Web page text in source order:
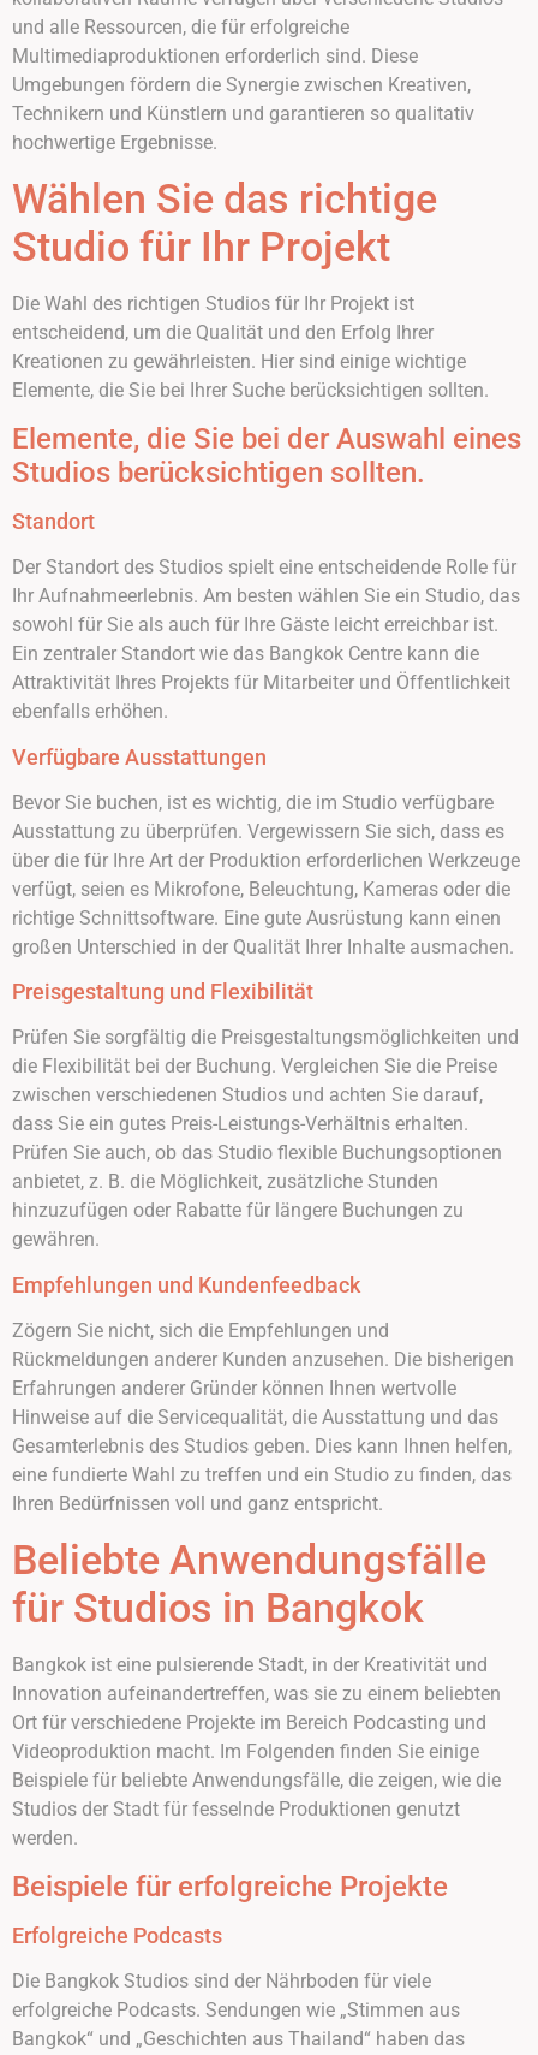
und alle Ressourcen, die für erfolgreiche
Multimediaproduktionen erforderlich sind. Diese
Umgebungen fördern die Synergie zwischen Kreativen,
Technikern und Künstlern und garantieren so qualitativ
hochwertige Ergebnisse.
Wählen Sie das richtige
Studio für Ihr Projekt
Die Wahl des richtigen Studios für Ihr Projekt ist
entscheidend, um die Qualität und den Erfolg Ihrer
Kreationen zu gewährleisten. Hier sind einige wichtige
Elemente, die Sie bei Ihrer Suche berücksichtigen sollten.
Elemente, die Sie bei der Auswahl eines
Studios berücksichtigen sollten.
Standort
Der Standort des Studios spielt eine entscheidende Rolle für
Ihr Aufnahmeerlebnis. Am besten wählen Sie ein Studio, das
sowohl für Sie als auch für Ihre Gäste leicht erreichbar ist.
Ein zentraler Standort wie das Bangkok Centre kann die
Attraktivität Ihres Projekts für Mitarbeiter und Öffentlichkeit
ebenfalls erhöhen.
Verfügbare Ausstattungen
Bevor Sie buchen, ist es wichtig, die im Studio verfügbare
Ausstattung zu überprüfen. Vergewissern Sie sich, dass es
über die für Ihre Art der Produktion erforderlichen Werkzeuge
verfügt, seien es Mikrofone, Beleuchtung, Kameras oder die
richtige Schnittsoftware. Eine gute Ausrüstung kann einen
großen Unterschied in der Qualität Ihrer Inhalte ausmachen.
Preisgestaltung und Flexibilität
Prüfen Sie sorgfältig die Preisgestaltungsmöglichkeiten und
die Flexibilität bei der Buchung. Vergleichen Sie die Preise
zwischen verschiedenen Studios und achten Sie darauf,
dass Sie ein gutes Preis-Leistungs-Verhältnis erhalten.
Prüfen Sie auch, ob das Studio flexible Buchungsoptionen
anbietet, z. B. die Möglichkeit, zusätzliche Stunden
hinzuzufügen oder Rabatte für längere Buchungen zu
gewähren.
Empfehlungen und Kundenfeedback
Zögern Sie nicht, sich die Empfehlungen und
Rückmeldungen anderer Kunden anzusehen. Die bisherigen
Erfahrungen anderer Gründer können Ihnen wertvolle
Hinweise auf die Servicequalität, die Ausstattung und das
Gesamterlebnis des Studios geben. Dies kann Ihnen helfen,
eine fundierte Wahl zu treffen und ein Studio zu finden, das
Ihren Bedürfnissen voll und ganz entspricht.
Beliebte Anwendungsfälle
für Studios in Bangkok
Bangkok ist eine pulsierende Stadt, in der Kreativität und
Innovation aufeinandertreffen, was sie zu einem beliebten
Ort für verschiedene Projekte im Bereich Podcasting und
Videoproduktion macht. Im Folgenden finden Sie einige
Beispiele für beliebte Anwendungsfälle, die zeigen, wie die
Studios der Stadt für fesselnde Produktionen genutzt
werden.
Beispiele für erfolgreiche Projekte
Erfolgreiche Podcasts
Die Bangkok Studios sind der Nährboden für viele
erfolgreiche Podcasts. Sendungen wie „Stimmen aus
Bangkok“ und „Geschichten aus Thailand“ haben das